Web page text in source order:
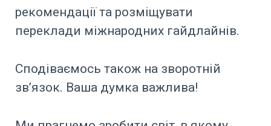
рекомендації та розміщувати
переклади міжнародних гайдлайнів.
Сподіваємось також на зворотній
зв’язок. Ваша думка важлива!